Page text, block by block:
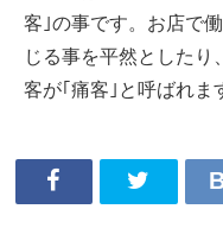
客｣の事です。お店で
じる事を平然としたり
客が｢痛客｣と呼ばれま